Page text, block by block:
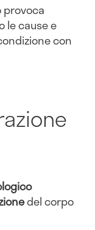
provoca
le cause e
con
del corpo